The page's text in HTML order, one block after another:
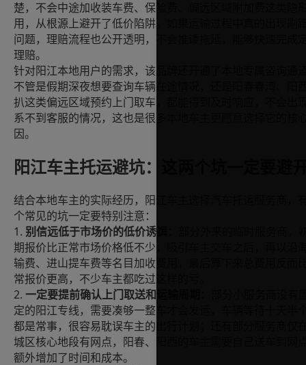
楚，不会中途加收装车费、保险费、偏远区域附加费这类隐
用，从根源上避开了低价陷阱。如果运输过程中真的出现剐
问题，理赔流程也公开透明，不会推诿拖延，能够快速完成
理赔。
针对阳江本地用户的需求，该品牌还开通了本地专属咨询通
不管是假期深夜想要查询车辆在途情况，还是阳春春湾、阳
扒这类偏远区域预约上门取车，都能得到及时响应，不会出
系不到客服的情况，这也是很多本地车主更愿意选择它的核
因。
阳江车主托运避坑：这两个坑一定要避
结合本地车主的实际经历，阳江车主选择汽车托运服务商，
个常见的坑一定要特别注意：
1. 别信远低于市场价的低价诱饵
期报价比正常市场价格低不少，吸引车主交车之后，再以沿
输费、进山提车费等名目加收费用，最后算下来总费用反而
常报价更高，不少车主都吃过这样的亏。
2. 一定要提前确认上门取送和运输周期
定的阳江专线，需要凑够一整车才会发运，车辆等待十天半
都是常事，很容易耽误车主的出行计划；还有部分服务商仅
城区核心地段有网点，阳春、阳西的车主需要自己送车到网
额外增加了时间和成本。